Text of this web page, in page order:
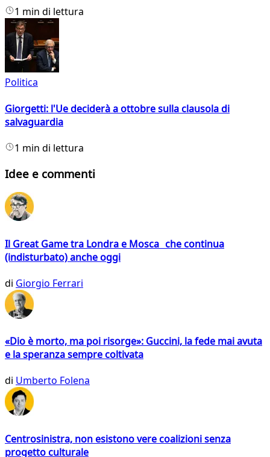
1 min di lettura
Politica
Giorgetti: l'Ue deciderà a ottobre sulla clausola di
salvaguardia
1 min di lettura
Idee e commenti
Il Great Game tra Londra e Mosca che continua
(indisturbato) anche oggi
di Giorgio Ferrari
«Dio è morto, ma poi risorge»: Guccini, la fede mai avuta
e la speranza sempre coltivata
di Umberto Folena
Centrosinistra, non esistono vere coalizioni senza
progetto culturale